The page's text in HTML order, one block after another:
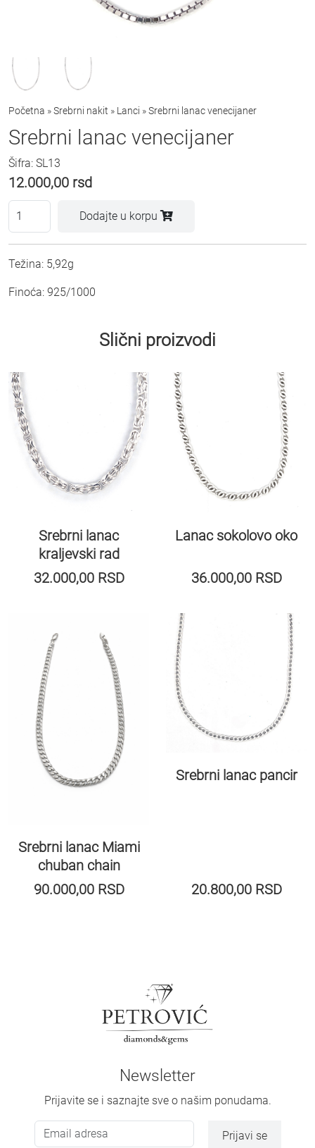
Početna »Srebrni nakit » Lanci »Srebrni lanac venecijaner
Srebrni lanac venecijaner
Šifra: SL13
12.000,00 rsd
Dodajte u korpu
Težina: 5,92g
Finoća: 925/1000
Slični proizvodi
Srebrni lanac
kraljevski rad
32.000,00 RSD
Lanac sokolovo oko
36.000,00 RSD
Srebrni lanac Miami
chuban chain
90.000,00 RSD
Srebrni lanac pancir
20.800,00 RSD
Newsletter
Prijavite se i saznajte sve o našim ponudama.
Prijavi se